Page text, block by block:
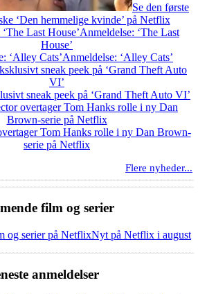
Se den første
‘Den hemmelige kvinde’ på Netflix
Anmeldelse: ‘The Last
House’
Anmeldelse: ‘Alley Cats’
sneak peek på ‘Grand Theft Auto VI’
Tom Hanks rolle i ny Dan Brown-
serie på Netflix
Flere nyheder...
film og serier
Nyt på Netflix i august
anmeldelser